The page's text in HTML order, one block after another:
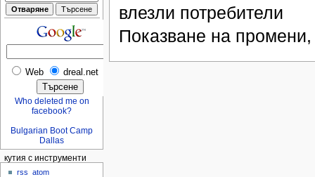
влезли потребители
Показване на
Web dreal.net
Who deleted me on
facebook?
Bulgarian Boot Camp
Dallas
кутия с инструменти
rss
atom